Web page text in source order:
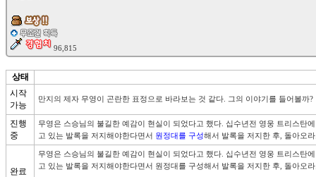
상태
시작
가능
만지의 제자 무영이 곤란한 표정으로 바라보는 것 같다. 그의 이야기를 들어볼까?
진행
중
무영은 스승님의 불길한 예감이 현실이 되었다고 했다. 십수년전 영웅 트리스탄
고 있는 발록을 저지해야한다면서 원정대를 구성해서 발록을 저지한 후, 돌아오
완료
무영은 스승님의 불길한 예감이 현실이 되었다고 했다. 십수년전 영웅 트리스탄
고 있는 발록을 저지해야한다면서 원정대를 구성해서 발록을 저지한 후, 돌아오